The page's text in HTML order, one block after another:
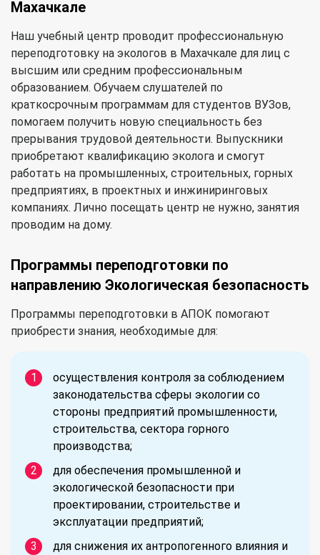
Махачкале
Наш учебный центр проводит профессиональную
переподготовку на экологов в Махачкале для лиц с
высшим или средним профессиональным
образованием. Обучаем слушателей по
краткосрочным программам для студентов ВУЗов,
помогаем получить новую специальность без
прерывания трудовой деятельности. Выпускники
приобретают квалификацию эколога и смогут
работать на промышленных, строительных, горных
предприятиях, в проектных и инжиниринговых
компаниях. Лично посещать центр не нужно, занятия
проводим на дому.
Программы переподготовки по
направлению Экологическая безопасность
Программы переподготовки в АПОК помогают
приобрести знания, необходимые для:
осуществления контроля за соблюдением
законодательства сферы экологии со
стороны предприятий промышленности,
строительства, сектора горного
производства;
для обеспечения промышленной и
экологической безопасности при
проектировании, строительстве и
эксплуатации предприятий;
для снижения их антропогенного влияния и